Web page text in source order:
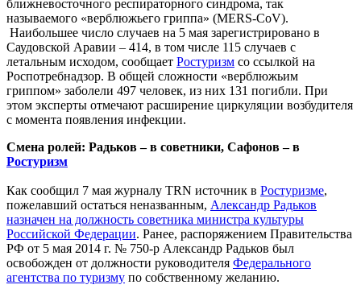
ближневосточного респираторного синдрома, так
называемого «верблюжьего гриппа» (MERS-CoV).
Наибольшее число случаев на 5 мая зарегистрировано в
Саудовской Аравии – 414, в том числе 115 случаев с
летальным исходом, сообщает Ростуризм со ссылкой на
Роспотребнадзор. В общей сложности «верблюжьим
гриппом» заболели 497 человек, из них 131 погибли. При
этом эксперты отмечают расширение циркуляции возбудителя
с момента появления инфекции.
Смена ролей: Радьков – в советники, Сафонов – в
Ростуризм
Как сообщил 7 мая журналу TRN источник в Ростуризме,
пожелавший остаться неназванным, Александр Радьков
назначен на должность советника министра культуры
Российской Федерации. Ранее, распоряжением Правительства
РФ от 5 мая 2014 г. № 750-р Александр Радьков был
освобожден от должности руководителя Федерального
агентства по туризму по собственному желанию.